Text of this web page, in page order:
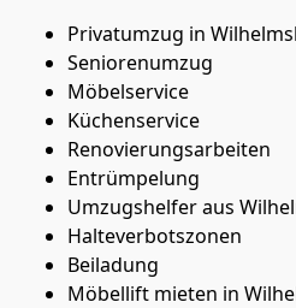
Privatumzug in
Seniorenumzug
Möbelservice
Küchenservice
Renovierungsarbeiten
Entrümpelung
Umzugshelfer aus
Halteverbotszonen
Beiladung
Möbellift mieten in